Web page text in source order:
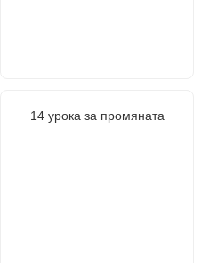
14 урока за промяната